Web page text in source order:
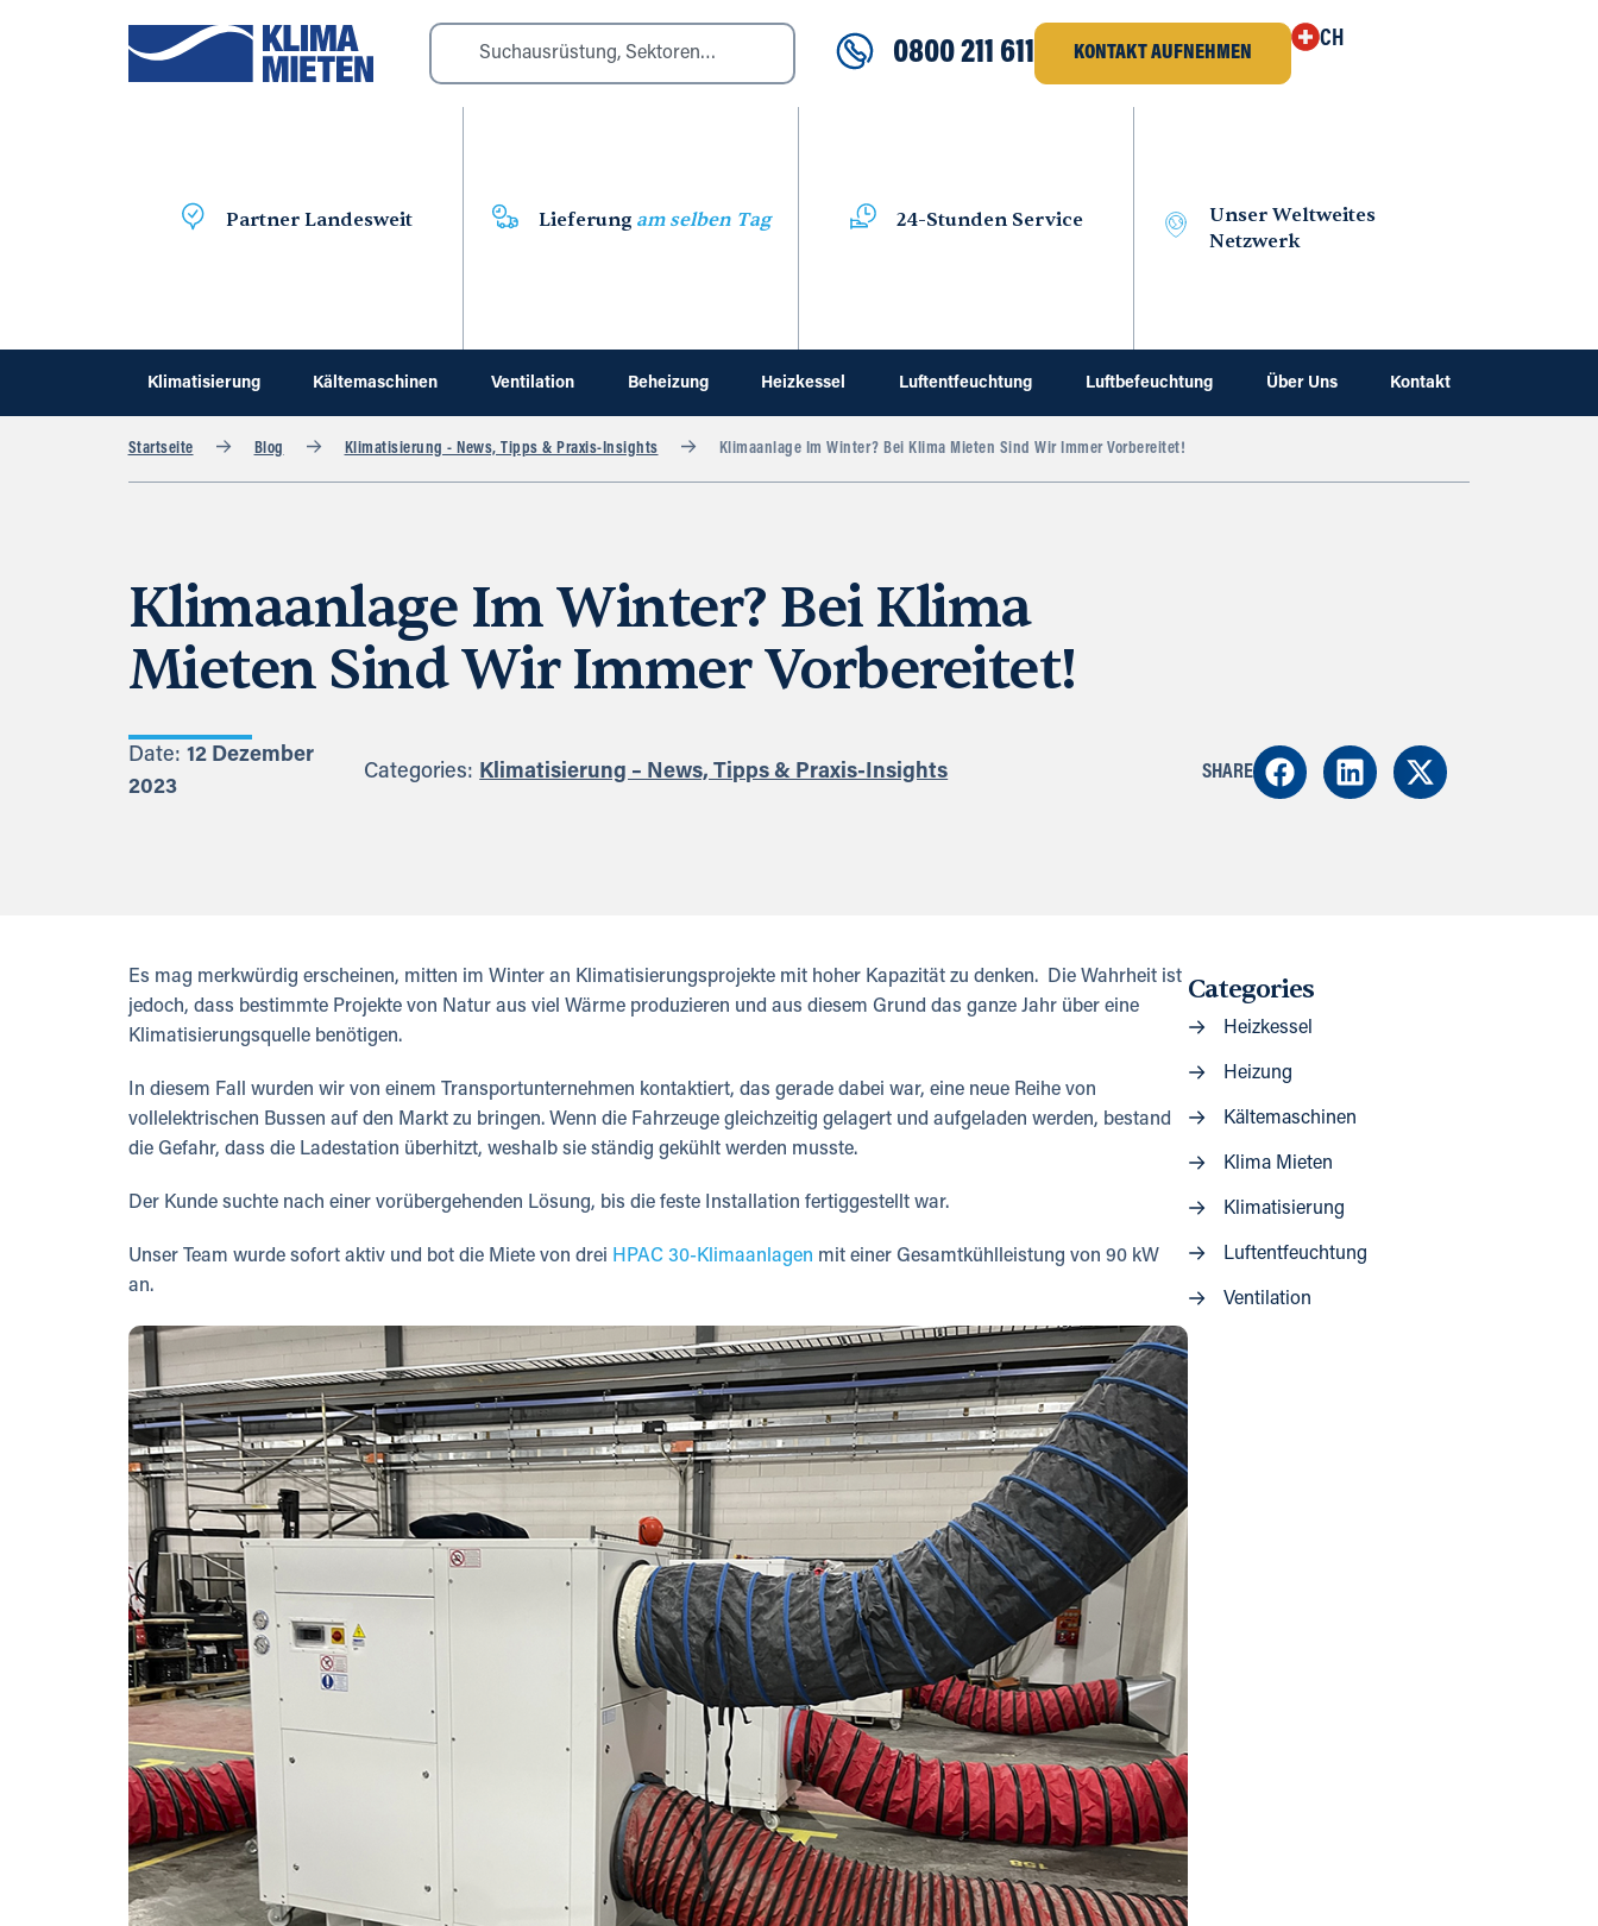
0800 211 611 KONTAKT AUFNEHMEN
CH
Partner Landesweit Lieferung am selben Tag 24-Stunden Service
Unser Weltweites
Netzwerk
Klimatisierung Kältemaschinen Ventilation Beheizung Heizkessel Luftentfeuchtung Luftbefeuchtung Über Uns Kontakt
Startseite Blog Klimatisierung - News, Tipps & Praxis-Insights Klimaanlage Im Winter? Bei Klima Mieten Sind Wir Immer Vorbereitet!
Klimaanlage Im Winter? Bei Klima
Mieten Sind Wir Immer Vorbereitet!
Date: 12 Dezember
2023
Categories: Klimatisierung – News, Tipps & Praxis-Insights SHARE
Es mag merkwürdig erscheinen, mitten im Winter an Klimatisierungsprojekte mit hoher Kapazität zu denken. Die Wahrheit ist
jedoch, dass bestimmte Projekte von Natur aus viel Wärme produzieren und aus diesem Grund das ganze Jahr über eine
Klimatisierungsquelle benötigen.
In diesem Fall wurden wir von einem Transportunternehmen kontaktiert, das gerade dabei war, eine neue Reihe von
vollelektrischen Bussen auf den Markt zu bringen. Wenn die Fahrzeuge gleichzeitig gelagert und aufgeladen werden, bestand
die Gefahr, dass die Ladestation überhitzt, weshalb sie ständig gekühlt werden musste.
Der Kunde suchte nach einer vorübergehenden Lösung, bis die feste Installation fertiggestellt war.
Unser Team wurde sofort aktiv und bot die Miete von drei HPAC 30-Klimaanlagen mit einer Gesamtkühlleistung von 90 kW
an.
Categories
Heizkessel
Heizung
Kältemaschinen
Klima Mieten
Klimatisierung
Luftentfeuchtung
Ventilation